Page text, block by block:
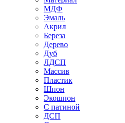
МДФ
Эмаль
Акрил
Береза
Дерево
Дуб
ЛДСП
Массив
Пластик
Шпон
Экошпон
С патиной
ДСП